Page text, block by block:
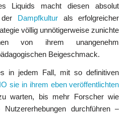
Liquids macht diesen absolut
der Dampfkultur als erfolgreicher
völlig unnötigerweise zunichte
von ihrem unangenehm
Beigeschmack.
in jedem Fall, mit so definitiven
sie in ihrem eben veröffentlichten
warten, bis mehr Forscher wie
Nutzererhebungen durchführen –